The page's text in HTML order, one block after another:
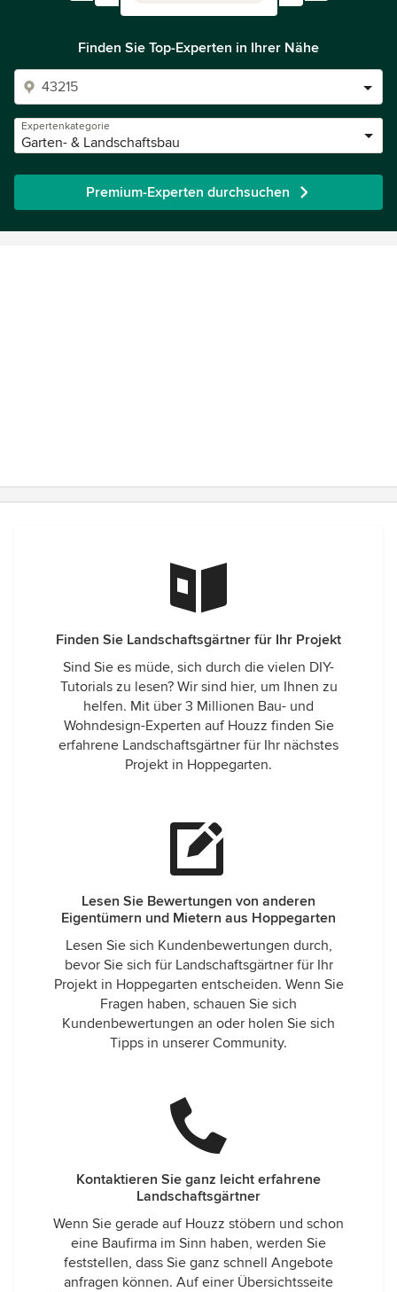
Finden Sie Top-Experten in Ihrer Nähe
Expertenkategorie
Garten- & Landschaftsbau
Premium-Experten durchsuchen
Finden Sie Landschaftsgärtner für Ihr Projekt
Sind Sie es müde, sich durch die vielen DIY-
Tutorials zu lesen? Wir sind hier, um Ihnen zu
helfen. Mit über 3 Millionen Bau- und
Wohndesign-Experten auf Houzz finden Sie
erfahrene Landschaftsgärtner für Ihr nächstes
Projekt in Hoppegarten.
Lesen Sie Bewertungen von anderen
Eigentümern und Mietern aus Hoppegarten
Lesen Sie sich Kundenbewertungen durch,
bevor Sie sich für Landschaftsgärtner für Ihr
Projekt in Hoppegarten entscheiden. Wenn Sie
Fragen haben, schauen Sie sich
Kundenbewertungen an oder holen Sie sich
Tipps in unserer Community.
Kontaktieren Sie ganz leicht erfahrene
Landschaftsgärtner
Wenn Sie gerade auf Houzz stöbern und schon
eine Baufirma im Sinn haben, werden Sie
feststellen, dass Sie ganz schnell Angebote
anfragen können. Auf einer Übersichtsseite